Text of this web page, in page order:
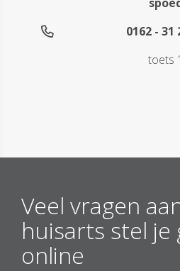
0162 - 31
toets 1
Veel vragen
huisarts stel je
online